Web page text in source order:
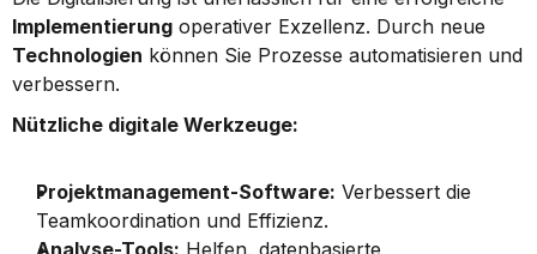
Implementierung
Technologien können Sie Prozesse automatisieren und
verbessern.
Nützliche digitale Werkzeuge:
Projektmanagement-Software: Verbessert die
Teamkoordination und Effizienz.
Analyse-Tools: Helfen, datenbasierte